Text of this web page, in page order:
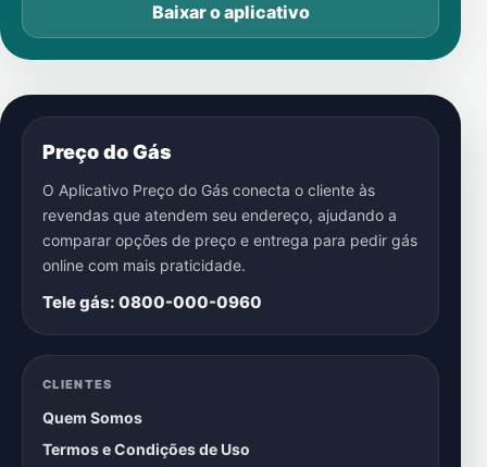
Baixar o aplicativo
Preço do Gás
O Aplicativo Preço do Gás conecta o cliente às
revendas que atendem seu endereço, ajudando a
comparar opções de preço e entrega para pedir gás
online com mais praticidade.
Tele gás: 0800-000-0960
CLIENTES
Quem Somos
Termos e Condições de Uso